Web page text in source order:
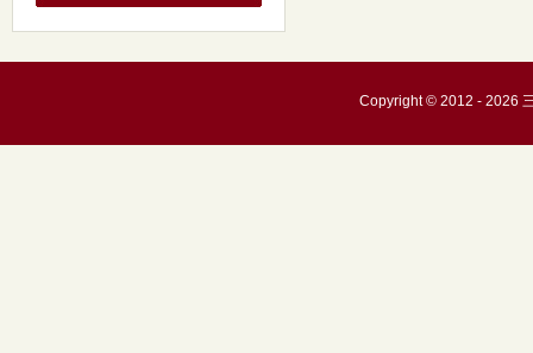
Copyright © 2012 - 2026